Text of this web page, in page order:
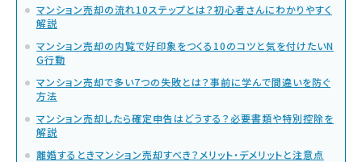
マンション売却の流れ10ステップとは？初心者さんにわかりやすく
解説
マンション売却の内覧で好印象をつくる10のコツと気を付けたいN
G行動
マンション売却で多い7つの失敗とは？事前に学んで間違いを防ぐ
方法
マンション売却したら確定申告はどうする？必要書類や特別控除を
解説
離婚するときマンション売却すべき？メリット・デメリットと注意点